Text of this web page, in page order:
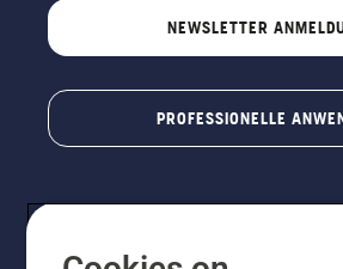
NEWSLETTER
PROFESSIONELLE